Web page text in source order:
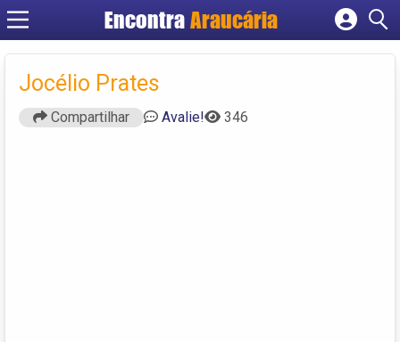
EncontraAraucária
Cadastrar empresa
Jocélio Prates
Compartilhar Avalie! 346